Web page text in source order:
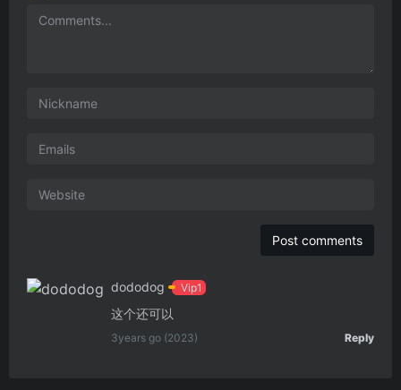
dododog Vip1
这个还可以
3years go (2023) Reply